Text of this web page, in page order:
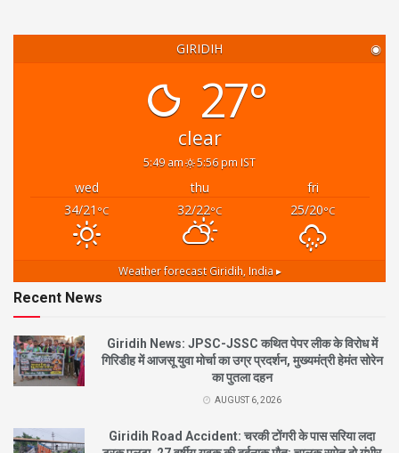
GIRIDIH ◉
27°
clear
5:49 am 5:56 pm IST
wed thu
fri
34/21 °C 32/22°C 25/20°C
Weather forecast Giridih, India ▸
Recent News
Giridih News: JPSC-JSSC कथित पेपर लीक के विरोध में
गिरिडीह में आजसू युवा मोर्चा का उग्र प्रदर्शन, मुख्यमंत्री हेमंत सोरेन
का पुतला दहन
AUGUST 6, 2026
Giridih Road Accident: चरकी टोंगरी के पास सरिया लदा